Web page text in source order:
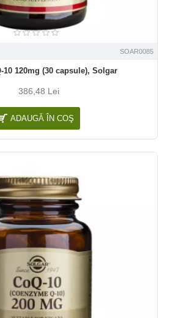
SOAR0085
10 120mg (30 capsule), Solgar
386,48 Lei
ADAUGĂ ÎN COŞ